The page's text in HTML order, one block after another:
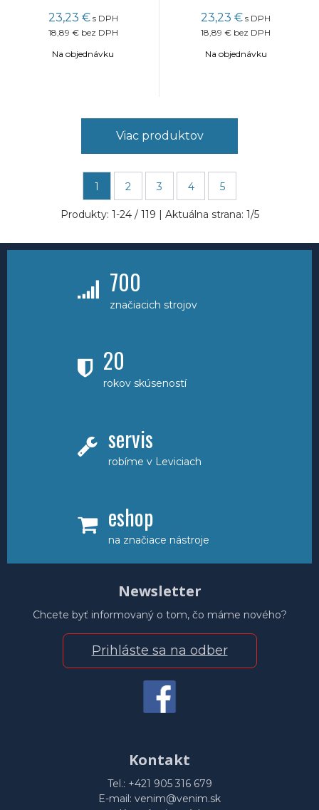
23,23 € s DPH
18,89 € bez DPH
Na objednávku
23,23 € s DPH
18,89 € bez DPH
Na objednávku
Viac produktov
1 2 3 4 5
Produkty: 1-24/ 119 | Aktuálna strana: 1/5
700
značiacich strojov
20
rokov skúseností
servis
robíme v Leviciach
eshop
na značiace nástroje
Newsletter
Chcete byť informovaný o tom, čo máme nového?
Prihláste sa na odber
Kontakt
Tel.: +421 905 316 679
E-mail: venim@venim.sk